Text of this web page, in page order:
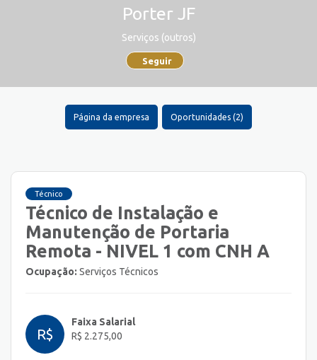
Porter JF
Serviços (outros)
Seguir
Página da empresa Oportunidades (2)
Técnico
Técnico de Instalação e
Manutenção de Portaria
Remota - NIVEL 1 com CNH A
Ocupação: Serviços Técnicos
R$
Faixa Salarial
R$ 2.275,00